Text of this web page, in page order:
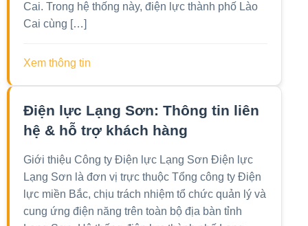
Cai. Trong hệ thống này, điện lực thành phố Lào
Cai cùng […]
Xem thông tin
Điện lực Lạng Sơn: Thông tin liên
hệ & hỗ trợ khách hàng
Giới thiệu Công ty Điện lực Lạng Sơn Điện lực
Lạng Sơn là đơn vị trực thuộc Tổng công ty Điện
lực miền Bắc, chịu trách nhiệm tổ chức quản lý và
cung ứng điện năng trên toàn bộ địa bàn tỉnh